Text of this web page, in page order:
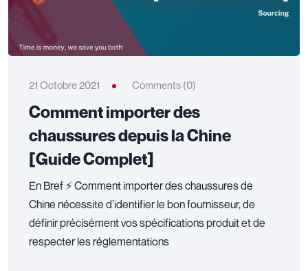
21 Octobre 2021 Comments (0)
Comment importer des
chaussures depuis la Chine
[Guide Complet]
En Bref ⚡ Comment importer des chaussures de
Chine nécessite d’identifier le bon fournisseur, de
définir précisément vos spécifications produit et de
respecter les réglementations